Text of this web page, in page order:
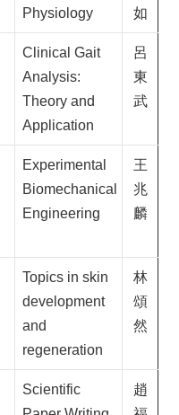
Physiology
如
Clinical Gait
Analysis:
Theory and
Application
呂
東
武
Experimental
Biomechanical
Engineering
王
兆
麟
Topics in skin
development
and
regeneration
林
頌
然
Scientific
趙